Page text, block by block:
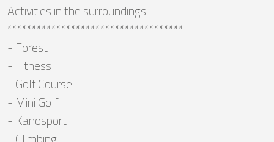
Activities in the surroundings:
************************************
- Forest
- Fitness
- Golf Course
- Mini Golf
- Kanosport